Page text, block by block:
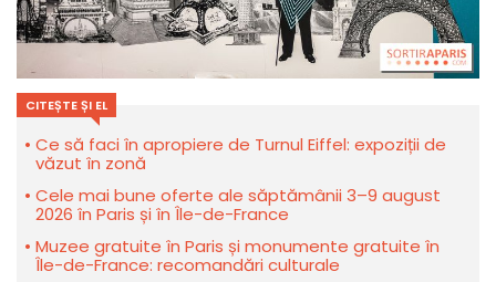
CITEȘTE ȘI EL
Ce să faci în apropiere de Turnul Eiffel: expoziții de
văzut în zonă
Cele mai bune oferte ale săptămânii 3–9 august
2026 în Paris și în Île-de-France
Muzee gratuite în Paris și monumente gratuite în
Île-de-France: recomandări culturale